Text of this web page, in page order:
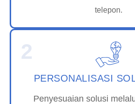
telepon.
PERSONALISASI
Penyesuaian solusi
2